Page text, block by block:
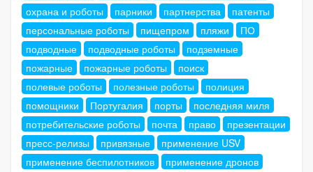
охрана и роботы
парники партнерства
патенты
персональные роботы
пищепром пляжи
ПО
подводные
подводные роботы
подземные
пожарные
пожарные роботы
поиск
полевые роботы
полезные роботы
полиция
помощники
Португалия порты
последняя миля
потребительские роботы
почта право
презентации
пресс-релизы
привязные
применение USV
применение беспилотников
применение дронов